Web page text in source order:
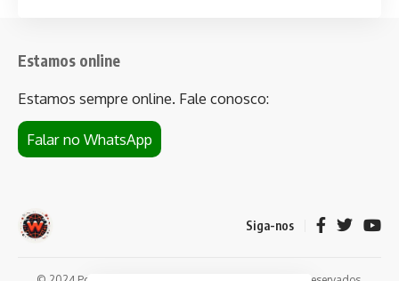
Estamos online
Estamos sempre online. Fale conosco:
Falar no WhatsApp
Siga-nos